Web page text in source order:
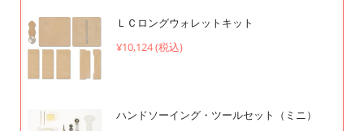
ＬＣロングウォレットキット
¥10,124 (税込)
ハンドソーイング・ツールセット（ミニ）